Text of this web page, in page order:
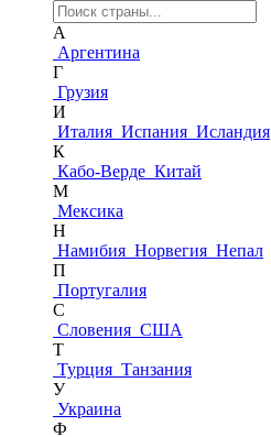
А
Аргентина
Г
Грузия
И
Италия Испания Исландия
К
Кабо-Верде Китай
М
Мексика
Н
Намибия Норвегия Непал
П
Португалия
С
Словения США
Т
Турция Танзания
У
Украина
Ф